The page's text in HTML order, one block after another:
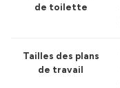
de toilette
Tailles des plans
de travail